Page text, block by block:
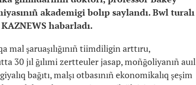
akademigi bolıp saylandı.Bwl turalı
KAZNEWS habarladı.
mal şaruaşılığınıñ tiimdiligin arttıru,
30 jıl ğılımi zertteuler jasap, moñğoliyanıñ auıl
bağıtı, malşı otbasınıñ ekonomikalıq şeşim